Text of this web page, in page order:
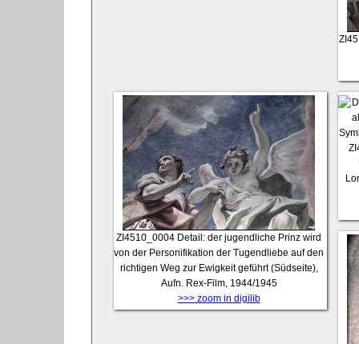
ZI4510_0004 Detail: der jugendliche Prinz wird
von der Personifikation der Tugendliebe auf den
richtigen Weg zur Ewigkeit geführt (Südseite),
Aufn. Rex-Film, 1944/1945
>>> zoom in digilib